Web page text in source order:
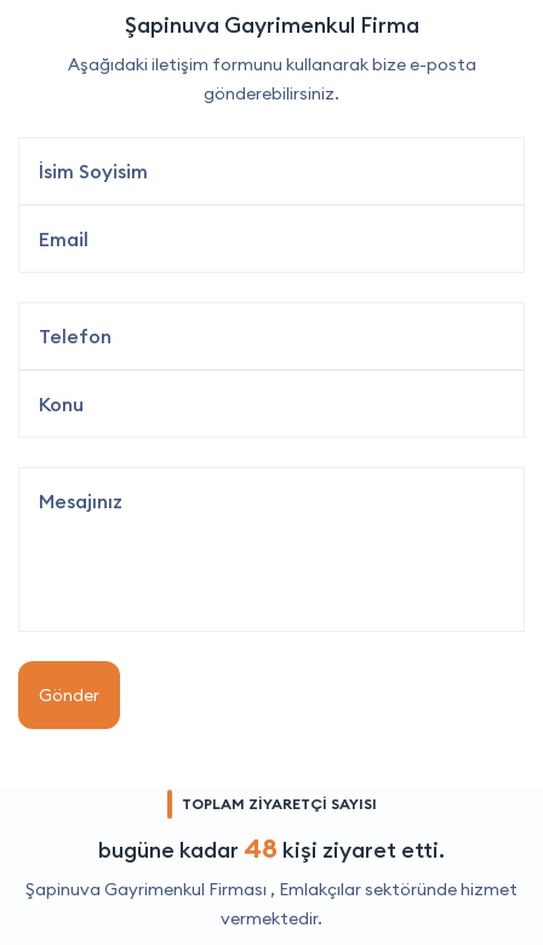
Şapinuva Gayrimenkul Firma
Aşağıdaki iletişim formunu kullanarak bize e-posta
gönderebilirsiniz.
Gönder
TOPLAM ZİYARETÇİ SAYISI
bugüne kadar 48 kişi ziyaret etti.
Şapinuva Gayrimenkul Firması , Emlakçılarsektöründe hizmet
vermektedir.